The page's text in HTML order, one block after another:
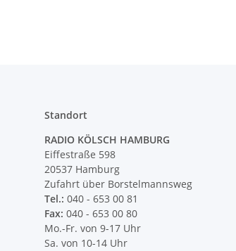
Standort
RADIO KÖLSCH HAMBURG
Eiffestraße 598
20537 Hamburg
Zufahrt über Borstelmannsweg
Tel.: 040 - 653 00 81
Fax: 040 - 653 00 80
Mo.-Fr. von 9-17 Uhr
Sa. von 10-14 Uhr